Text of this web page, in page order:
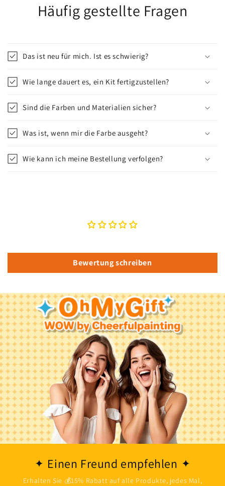
Häufig gestellte Fragen
Das ist neu für mich. Ist es schwierig?
Wie lange dauert es, ein Kit fertigzustellen?
Sind die Farben und Materialien sicher?
Was ist, wenn mir die Farbe ausgeht?
Wie kann ich meine Bestellung verfolgen?
Bewertung schreiben
Einen Freund empfehlen
Erhalten Sie 💰15% Rabatt auf alle Produkte, jedes Mal,